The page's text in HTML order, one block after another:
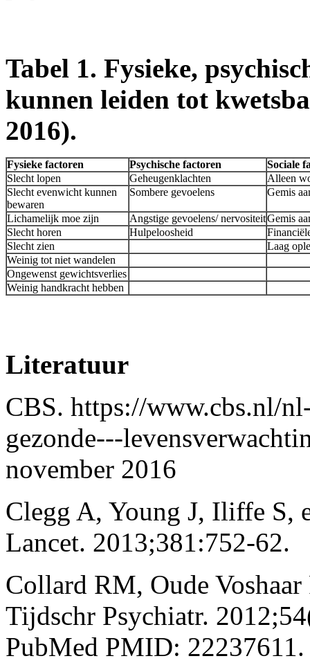
Tabel 1. Fysieke,
kunnen leiden tot
2016).
Fysieke factoren Psychische factoren
Sociale
Slecht lopen
Geheugenklachten
Alleen
Slecht evenwicht kunnen
bewaren
Sombere gevoelens Gemis
Lichamelijk moe zijn Angstige gevoelens/ nervositeitGemis
Slecht horen
Hulpeloosheid
Slecht zien
Laag
Weinig tot niet wandelen
Ongewenst gewichtsverlies
Weinig handkracht hebben
Literatuur
CBS. https://www.cbs.nl/
gezonde---
november 2016
Clegg A, Young J, Iliffe S,
Lancet. 2013;381:752-62.
Collard RM, Oude
Tijdschr Psychiatr.
PubMed PMID: 22237611.